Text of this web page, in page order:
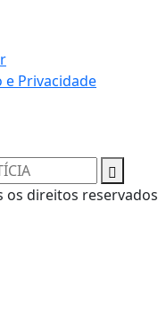
e Privacidade
os direitos reservados